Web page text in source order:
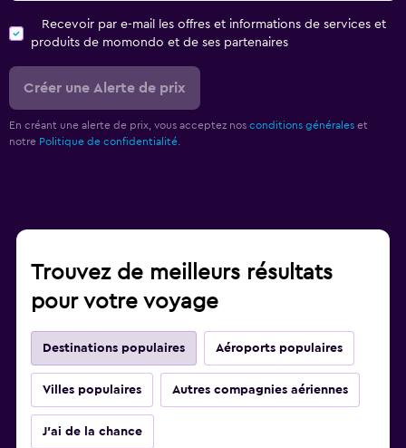
Recevoir par e-mail les offres et informations de services et
produits de momondo et de ses partenaires
Créer une Alerte de prix
En créant une alerte de prix, vous acceptez nos conditions générales et
notre Politique de confidentialité.
Trouvez de meilleurs résultats
pour votre voyage
Destinations populaires Aéroports populaires
Villes populaires Autres compagnies aériennes
J'ai de la chance